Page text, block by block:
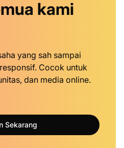
kami
yang sah sampai
Cocok untuk
dan media online.
Sekarang